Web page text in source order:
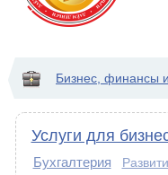
Бизнес, финансы
Услуги для
Бухгалтерия